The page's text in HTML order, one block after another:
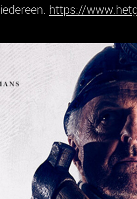
iedereen. https://